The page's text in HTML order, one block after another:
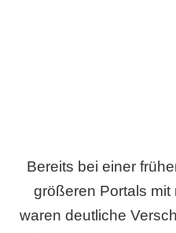
Bereits bei einer
größeren Portals mit
waren deutliche